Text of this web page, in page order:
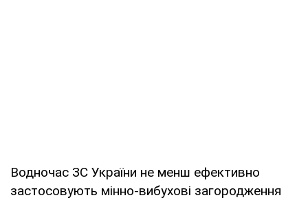
Водночас ЗС України не менш ефективно
застосовують мінно-вибухові загородження